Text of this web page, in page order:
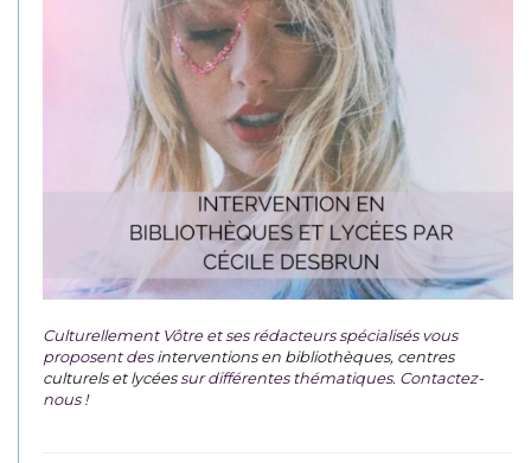
Culturellement Vôtre et ses rédacteurs spécialisés vous
proposent desinterventions en bibliothèques, centres
culturels et lycéessur différentes thématiques. Contactez-
nous !